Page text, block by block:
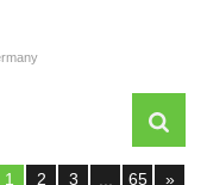
1 2 3 ... 65 »